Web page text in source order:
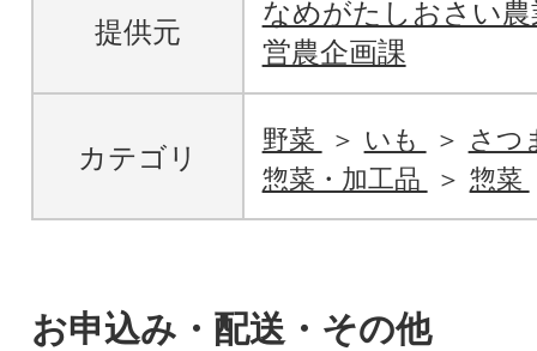
提供元
なめがたしおさい
営農企画課
カテゴリ
野菜 いも
さつ
惣菜・加工品
惣菜
お申込み・配送・その他